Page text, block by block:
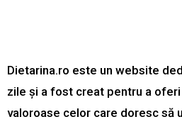
Dietarina.ro este un website
zile și a fost creat pentru a
valoroase celor care doresc să